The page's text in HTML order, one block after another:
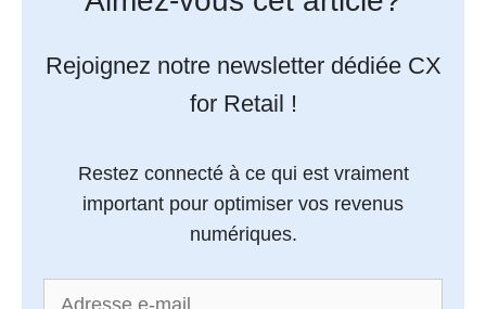
Rejoignez notre newsletter dédiée CX
for Retail !
Restez connecté à ce qui est vraiment
important pour optimiser vos revenus
numériques.